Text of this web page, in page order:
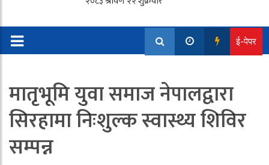
ई-पेपर
मातृभूमि युवा समाज नेपालद्वारा
सिरहामा निःशुल्क स्वास्थ्य शिविर
सम्पन्न